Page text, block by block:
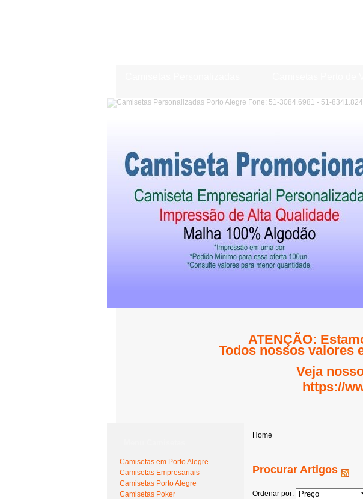
ATENÇÃO:
Todos nossos valores
Veja
https://
Camisetas em Porto Alegre
Camisetas Empresariais
Camisetas Porto Alegre
Camisetas Poker
Home
Procurar Artigos
Ordenar por: